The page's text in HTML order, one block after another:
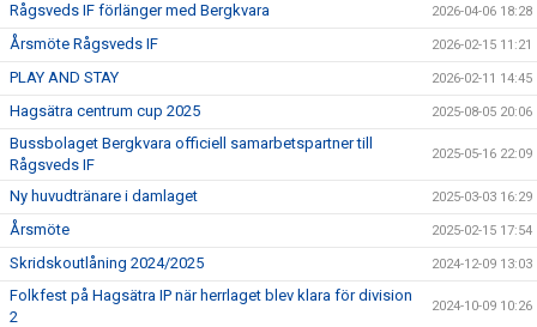
Rågsveds IF förlänger med Bergkvara 2026-04-06 18:28
Årsmöte Rågsveds IF 2026-02-15 11:21
PLAY AND STAY 2026-02-11 14:45
Hagsätra centrum cup 2025 2025-08-05 20:06
Bussbolaget Bergkvara officiell samarbetspartner till
Rågsveds IF
2025-05-16 22:09
Ny huvudtränare i damlaget 2025-03-03 16:29
Årsmöte 2025-02-15 17:54
Skridskoutlåning 2024/2025 2024-12-09 13:03
Folkfest på Hagsätra IP när herrlaget blev klara för division
2
2024-10-09 10:26